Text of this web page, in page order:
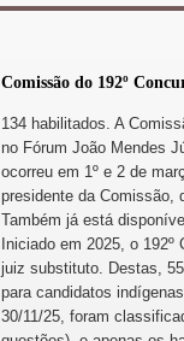
Comissão do 192º
134 habilitados. A
no Fórum João Mendes
ocorreu em 1º e 2 de
presidente da Comissão,
Também já está
Iniciado em 2025, o
juiz substituto. Destas,
para candidatos
30/11/25, foram